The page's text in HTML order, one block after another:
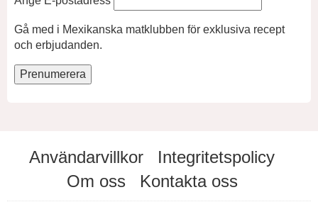
Gå med i Mexikanska matklubben för exklusiva recept
och erbjudanden.
Användarvillkor
Integritetspolicy
Om oss
Kontakta oss